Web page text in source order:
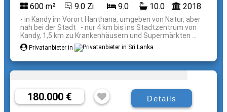
600 m²
9.0 Zi 9.0 10.0 2018
- in Kandy im Vorort Hanthana, umgeben von Natur, aber
nah bei der Stadt - nur 4 km bis ins Stadtzentrum von
Kandy, 1,5 km zu Krankenhäusern und Supermärkten ...
Privatanbieter in
180.000 € Details